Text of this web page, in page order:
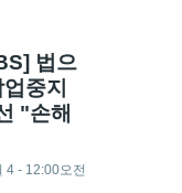
법으
중지
"손해
4 - 12:00오전